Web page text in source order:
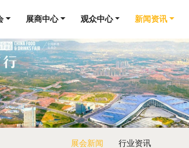
展商中心 观众中心 新闻资讯
展会新闻 行业资讯